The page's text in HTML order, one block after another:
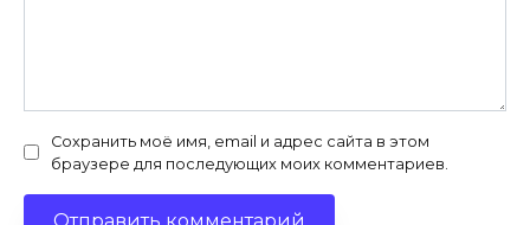
Сохранить моё имя, email и адрес сайта в этом
браузере для последующих моих комментариев.